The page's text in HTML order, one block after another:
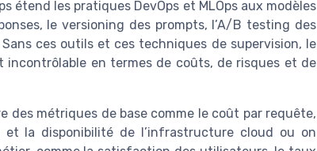
étend les pratiques DevOps et MLOps aux modèles
le versioning des prompts, l’A/B testing des
ces outils et ces techniques de supervision, le
incontrôlable en termes de coûts, de risques et de
des métriques de base comme le coût par requête,
et la disponibilité de l’infrastructure cloud ou on